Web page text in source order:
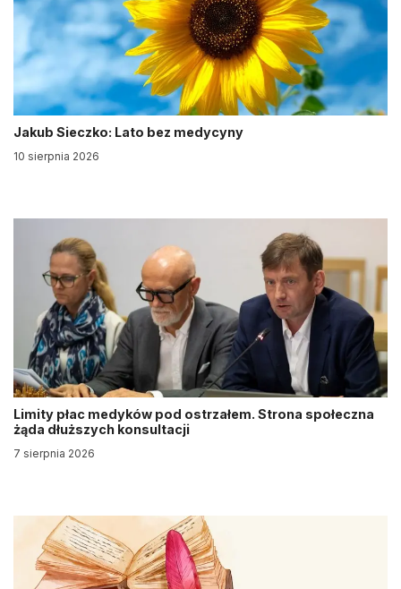
Jakub Sieczko: Lato bez medycyny
10 sierpnia 2026
Limity płac medyków pod ostrzałem. Strona społeczna
żąda dłuższych konsultacji
7 sierpnia 2026